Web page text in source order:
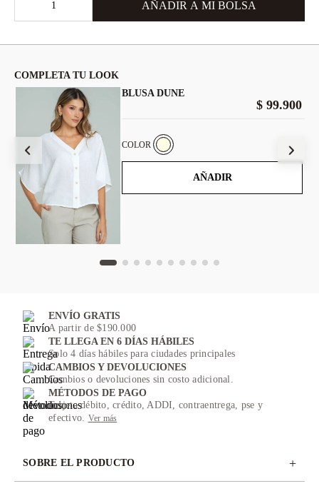
COMPLETA TU LOOK
BLUSA DUNE
$ 99.900
COLOR
AÑADIR
ENVÍO GRATIS
A partir de $190.000
TE LLEGA EN 6 DÍAS HÁBILES
Solo 4 días hábiles para ciudades principales
CAMBIOS Y DEVOLUCIONES
Cambios o devoluciones sin costo adicional.
MÉTODOS DE PAGO
Tarjeta débito, crédito, ADDI, contraentrega, pse y
efectivo. Ver más
SOBRE EL PRODUCTO +